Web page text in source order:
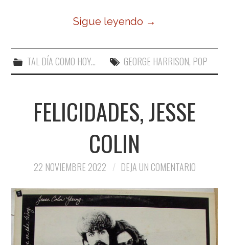
Sigue leyendo →
TAL DÍA COMO HOY... GEORGE HARRISON, POP
FELICIDADES, JESSE
COLIN
22 NOVIEMBRE 2022 DEJA UN COMENTARIO